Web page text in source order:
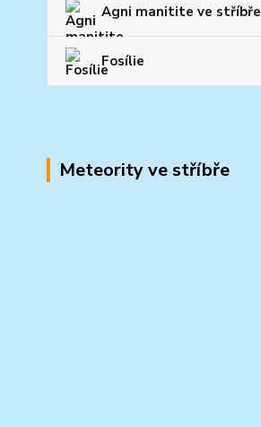
Agni manitite ve stříbře
Fosílie
Meteority ve stříbře